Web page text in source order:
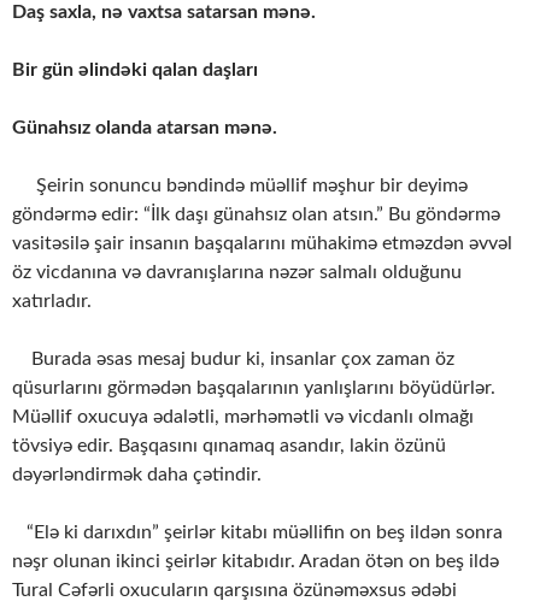
Daş saxla, nə vaxtsa satarsan mənə.
Bir gün əlindəki qalan daşları
Günahsız olanda atarsan mənə.
Şeirin sonuncu bəndində müəllif məşhur bir deyimə
göndərmə edir: “İlk daşı günahsız olan atsın.” Bu göndərmə
vasitəsilə şair insanın başqalarını mühakimə etməzdən əvvəl
öz vicdanına və davranışlarına nəzər salmalı olduğunu
xatırladır.
Burada əsas mesaj budur ki, insanlar çox zaman öz
qüsurlarını görmədən başqalarının yanlışlarını böyüdürlər.
Müəllif oxucuya ədalətli, mərhəmətli və vicdanlı olmağı
tövsiyə edir. Başqasını qınamaq asandır, lakin özünü
dəyərləndirmək daha çətindir.
“Elə ki darıxdın” şeirlər kitabı müəllifin on beş ildən sonra
nəşr olunan ikinci şeirlər kitabıdır. Aradan ötən on beş ildə
Tural Cəfərli oxucuların qarşısına özünəməxsus ədəbi